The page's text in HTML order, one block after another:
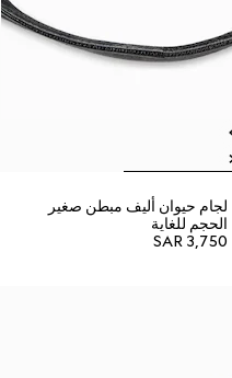
لجام حيوان أليف مبطن صغير
الحجم للغاية
SAR 3,750